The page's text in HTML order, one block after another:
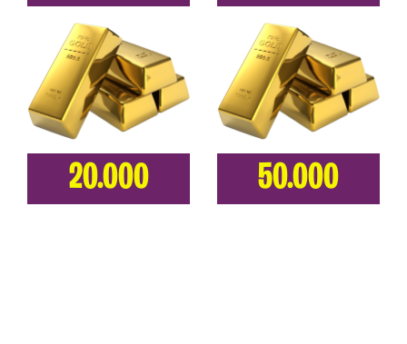
20.000 50.000